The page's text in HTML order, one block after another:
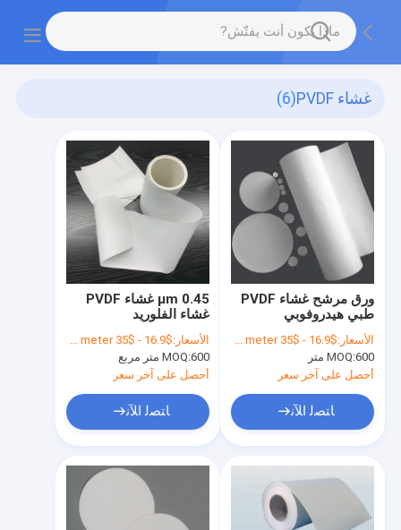
غشاء PVDF (6)
0.45 μm غشاء PVDF
غشاء الفلوريد
البوليفينيليدين معتمد
ISO9001
الأسعار:$16.9 - $35 per square meter
MOQ:600 متر مربع
أحصل على آخر سعر
ﺎﺘﺼﻟ ﺍﻶﻧ
ورق مرشح غشاء PVDF
طبي هيدروفوبي
للاستخدام في المختبر
الأسعار:$16.9 - $35 per square meter
MOQ:600 متر
أحصل على آخر سعر
ﺎﺘﺼﻟ ﺍﻶﻧ